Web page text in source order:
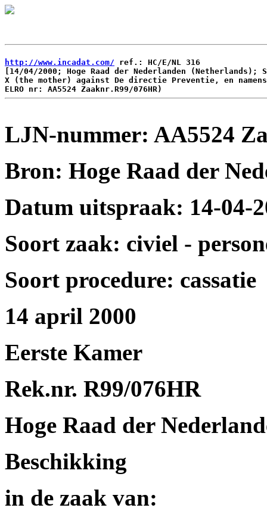
http://www.incadat.com/ ref.: HC/E/NL 316
[14/04/2000; Hoge Raad der Nederlanden
X (the mother) against De directie Preventie, en
LJN-nummer: AA5524
Bron: Hoge Raad der
Datum uitspraak: 14-04-
Soort zaak: civiel -
Soort procedure: cassatie
14 april 2000
Eerste Kamer
Rek.nr. R99/076HR
Hoge Raad der
Beschikking
in de zaak van: